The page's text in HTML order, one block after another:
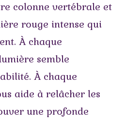
colonne vertébrale et
rouge intense qui
À chaque
semble
À chaque
aide à relâcher les
une profonde